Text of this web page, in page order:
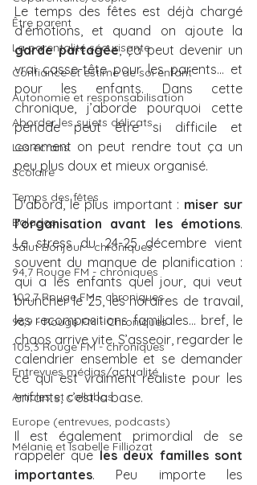
Être parent
La parentalité sécurisante
Confiance et estime de soi enfant
Autonomie et responsabilisation
Aborder les sujets délicats
Les écrans
Scolaire
Temps des fêtes
Balados
Salut Bonjour - chroniques
94,7 Rouge FM - chroniques
102,7 Rouge FM - chroniques
96,9 - Rouge FM - Chroniques
105,3 Rouge FM - chroniques
Entrevues médias/actualité
Articles et collabos
Europe (entrevues, podcasts)
Mélanie et Isabelle Filliozat
Le temps des fêtes est déjà chargé
garde partagée, ça peut devenir un
vrai casse-tête pour les parents… et
pour les enfants. Dans cette
chronique, j’aborde pourquoi cette
période peut être si difficile et
comment on peut rendre tout ça un
peu plus doux et mieux organisé.
D'abord, le plus important : miser sur
l’organisation avant les émotions.
Le stress du 24-25 décembre vient
souvent du manque de planification :
qui a les enfants quel jour, qui veut
bruncher le 25, les horaires de travail,
les recompositions familiales… bref, le
chaos arrive vite. S’asseoir, regarder le
calendrier ensemble et se demander
ce qui est vraiment réaliste pour les
enfants, c’est la base.
Il est également primordial de se
rappeler que les deux familles sont
importantes. Peu importe les